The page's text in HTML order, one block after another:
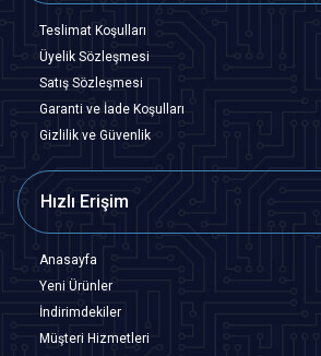
Teslimat Koşulları
Üyelik Sözleşmesi
Satış Sözleşmesi
Garanti ve İade Koşulları
Gizlilik ve Güvenlik
Hızlı Erişim
Anasayfa
Yeni Ürünler
İndirimdekiler
Müşteri Hizmetleri